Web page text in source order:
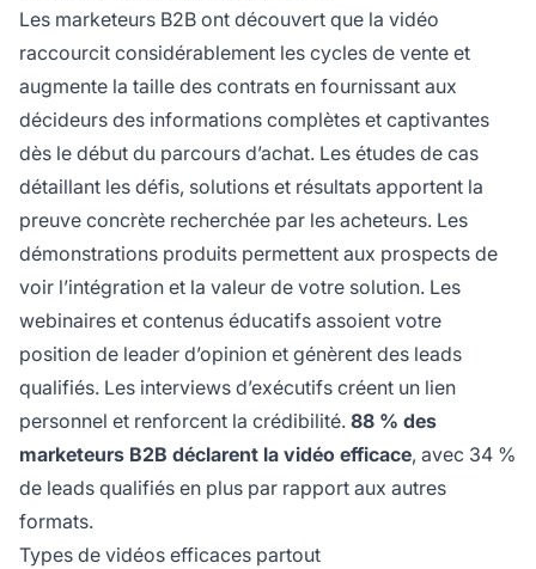
Les marketeurs B2B ont découvert que la vidéo
raccourcit considérablement les cycles de vente et
augmente la taille des contrats en fournissant aux
décideurs des informations complètes et captivantes
dès le début du parcours d’achat. Les études de cas
détaillant les défis, solutions et résultats apportent la
preuve concrète recherchée par les acheteurs. Les
démonstrations produits permettent aux prospects de
voir l’intégration et la valeur de votre solution. Les
webinaires et contenus éducatifs assoient votre
position de leader d’opinion et génèrent des leads
qualifiés. Les interviews d’exécutifs créent un lien
personnel et renforcent la crédibilité. 88 % des
marketeurs B2B déclarent la vidéo efficace, avec 34 %
de leads qualifiés en plus par rapport aux autres
formats.
Types de vidéos efficaces partout